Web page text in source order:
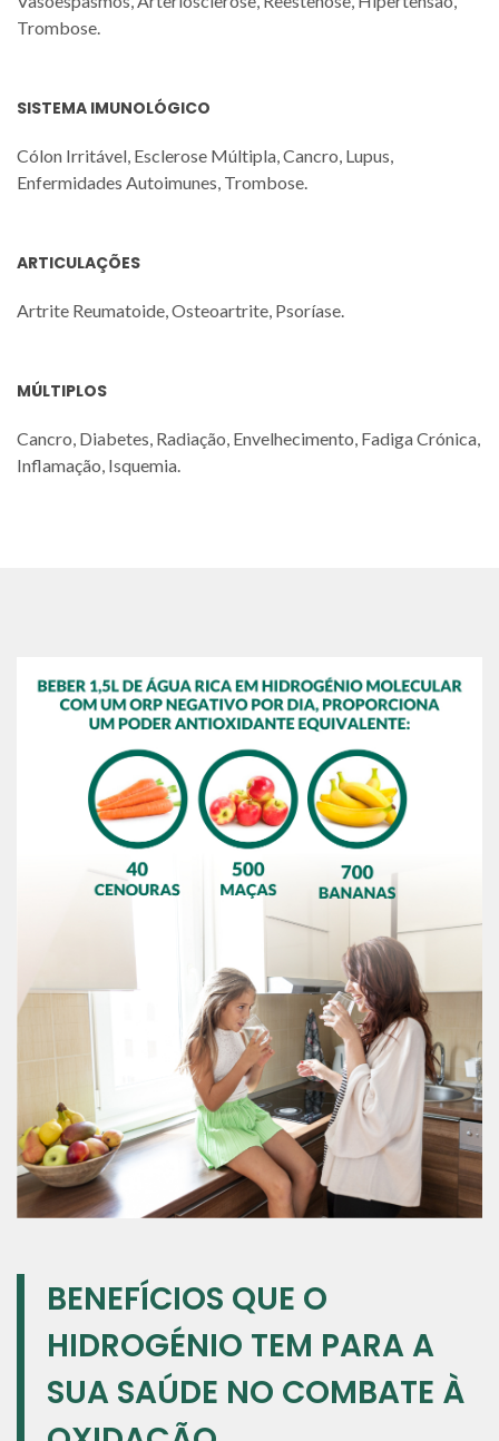
Trombose.
SISTEMA IMUNOLÓGICO
Cólon Irritável, Esclerose Múltipla, Cancro, Lupus,
Enfermidades Autoimunes, Trombose.
ARTICULAÇÕES
Artrite Reumatoide, Osteoartrite, Psoríase.
MÚLTIPLOS
Cancro, Diabetes, Radiação, Envelhecimento, Fadiga Crónica,
Inflamação, Isquemia.
BENEFÍCIOS QUE O
HIDROGÉNIO TEM PARA A
SUA SAÚDE NO COMBATE À